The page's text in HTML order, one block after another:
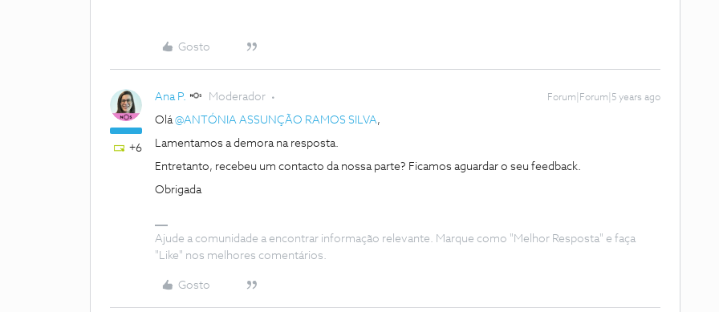
Gosto
+6
Ana P. Moderador Forum|Forum|5 years ago
Olá@ANTÓNIA ASSUNÇÃO RAMOS SILVA,
Lamentamos a demora na resposta.
Entretanto, recebeu um contacto da nossa parte? Ficamos aguardar o seu feedback.
Obrigada
Ajude a comunidade a encontrar informação relevante. Marque como "Melhor Resposta" e faça
"Like" nos melhores comentários.
Gosto